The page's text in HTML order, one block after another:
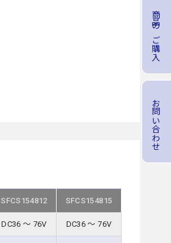
商品のご購入
お問い合わせ
SFCS154812 SFCS154815
DC36 ～ 76V DC36 ～ 76V